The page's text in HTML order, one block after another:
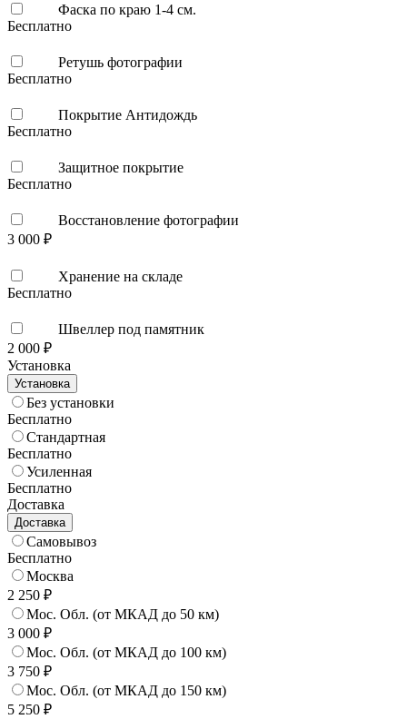
Фаска по краю 1-4 см.
Бесплатно
Ретушь фотографии
Бесплатно
Покрытие Антидождь
Бесплатно
Защитное покрытие
Бесплатно
Восстановление фотографии
3 000 ₽
Хранение на складе
Бесплатно
Швеллер под памятник
2 000 ₽
Установка
Установка
Без установки
Бесплатно
Стандартная
Бесплатно
Усиленная
Бесплатно
Доставка
Доставка
Самовывоз
Бесплатно
Москва
2 250 ₽
Мос. Обл. (от МКАД до 50 км)
3 000 ₽
Мос. Обл. (от МКАД до 100 км)
3 750 ₽
Мос. Обл. (от МКАД до 150 км)
5 250 ₽